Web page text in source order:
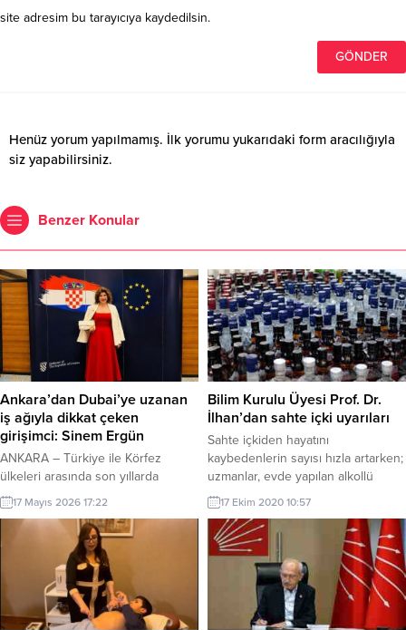
site adresim bu tarayıcıya kaydedilsin.
Henüz yorum yapılmamış. İlk yorumu yukarıdaki form aracılığıyla
siz yapabilirsiniz.
Benzer Konular
Ankara’dan Dubai’ye uzanan
iş ağıyla dikkat çeken
girişimci: Sinem Ergün
ANKARA – Türkiye ile Körfez
ülkeleri arasında son yıllarda
gelişen ekonomik ilişkiler,
uluslararası bağlantılarıyla öne
çıkan yeni nesil girişimcileri de
gündeme taşıyor. Ankara, İstanbul
ve Dubai merkezli iş ağıyla
faaliyetlerini sürdüren girişimci ve
yönetici Sinem Ergün, özellikle
Birleşik Arap Emirlikleri ile Türkiye
17 Mayıs 2026 17:22
Bilim Kurulu Üyesi Prof. Dr.
İlhan’dan sahte içki uyarıları
Sahte içkiden hayatını
kaybedenlerin sayısı hızla artarken;
uzmanlar, evde yapılan alkollü
içkilerin de sahte içki kadar tehlikeli
olduğu uyarısında bulunuyor. Sağlık
Bakanlığı Toplum Bilimleri Kurulu
Üyesi ve Gazi Üniversitesi (GÜ) Tıp
Fakültesi Halk Sağlığı Anabilim Dalı
Başkanı Prof. Dr. Mustafa Necmi
İlhan, evde yapılan alkollü içkiler
için uyarılarda bulundu; sahte...
17 Ekim 2020 10:57